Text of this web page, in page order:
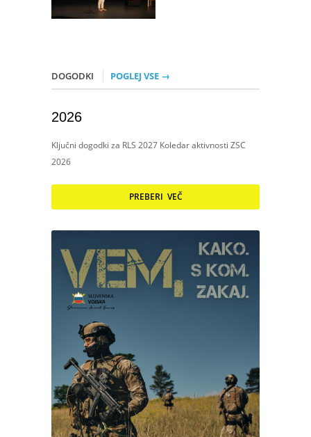
DOGODKI POGLEJ VSE →
2026
Ključni dogodki za RLS 2027 Koledar aktivnosti ZSC
2026
PREBERI VEČ